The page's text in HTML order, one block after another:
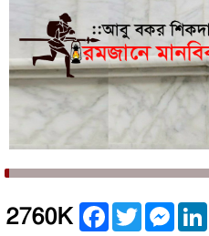
2760K Facebook
Twitter